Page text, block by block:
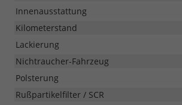
Innenausstattung
Kilometerstand
Lackierung
Nichtraucher-Fahrzeug
Polsterung
Rußpartikelfilter / SCR